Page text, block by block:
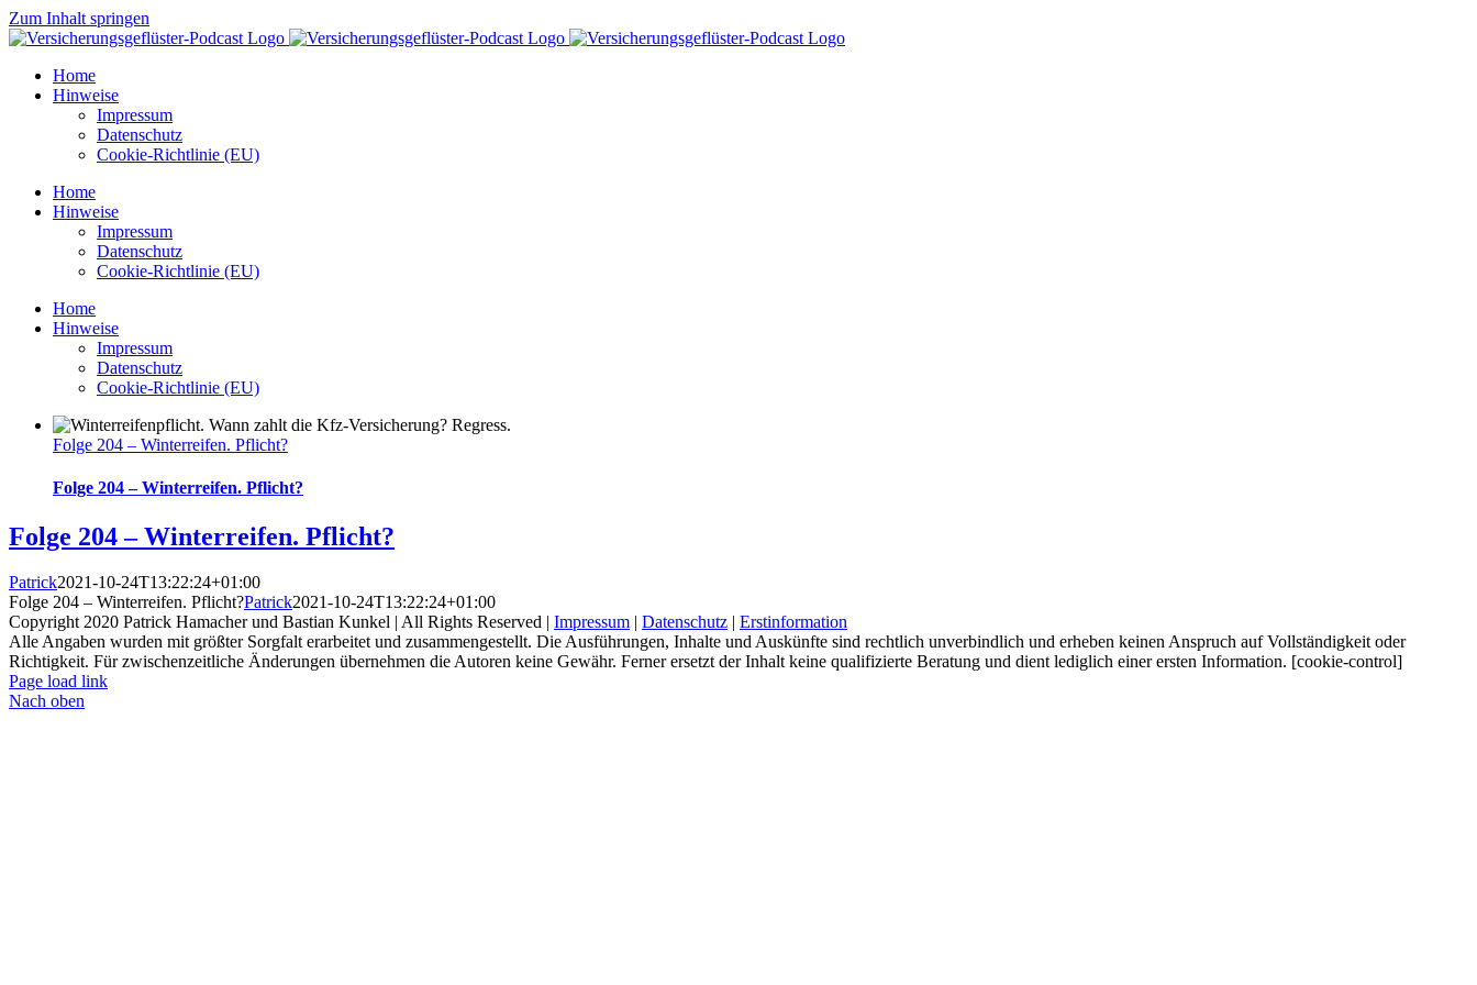
Zum Inhalt springen
Home
Hinweise
Impressum
Datenschutz
Cookie-Richtlinie (EU)
Home
Hinweise
Impressum
Datenschutz
Cookie-Richtlinie (EU)
Home
Hinweise
Impressum
Datenschutz
Cookie-Richtlinie (EU)
Folge 204 – Winterreifen. Pflicht?
Folge 204 – Winterreifen. Pflicht?
Folge 204 – Winterreifen. Pflicht?
Patrick2021-10-24T13:22:24+01:00
Folge 204 – Winterreifen. Pflicht?Patrick2021-10-24T13:22:24+01:00
Copyright 2020 Patrick Hamacher und Bastian Kunkel | All Rights Reserved | Impressum | Datenschutz | Erstinformation
Alle Angaben wurden mit größter Sorgfalt erarbeitet und zusammengestellt. Die Ausführungen, Inhalte und Auskünfte sind rechtlich unverbindlich und erheben keinen Anspruch auf Vollständigkeit oder
Richtigkeit. Für zwischenzeitliche Änderungen übernehmen die Autoren keine Gewähr. Ferner ersetzt der Inhalt keine qualifizierte Beratung und dient lediglich einer ersten Information. [cookie-control]
Page load link
Nach oben